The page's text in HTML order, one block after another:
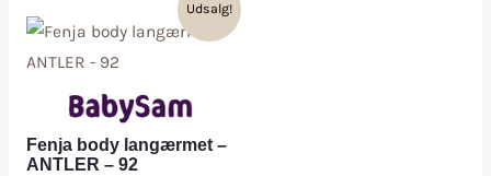
Udsalg!
Fenja body langærmet –
ANTLER – 92